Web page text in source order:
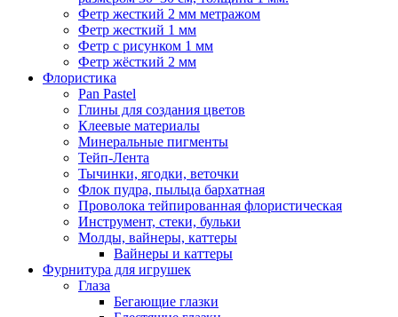
Фетр жесткий 2 мм метражом
Фетр жесткий 1 мм
Фетр с рисунком 1 мм
Фетр жёсткий 2 мм
Флористика
Pan Pastel
Глины для создания цветов
Клеевые материалы
Минеральные пигменты
Тейп-Лента
Тычинки, ягодки, веточки
Флок пудра, пыльца бархатная
Проволока тейпированная флористическая
Инструмент, стеки, бульки
Молды, вайнеры, каттеры
Вайнеры и каттеры
Фурнитура для игрушек
Глаза
Бегающие глазки